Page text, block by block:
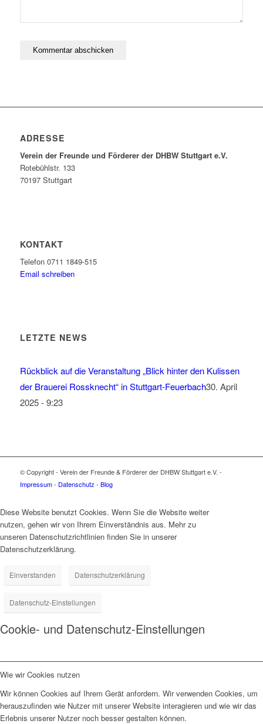
ADRESSE
Verein der Freunde und Förderer der DHBW Stuttgart e.V.
Rotebühlstr. 133
70197 Stuttgart
KONTAKT
Telefon 0711 1849-515
Email schreiben
LETZTE NEWS
Rückblick auf die Veranstaltung „Blick hinter den Kulissen
der Brauerei Rossknecht“ in Stuttgart-Feuerbach30. April
2025 - 9:23
© Copyright - Verein der Freunde & Förderer der DHBW Stuttgart e.V. -
Impressum- Datenschutz - Blog
Diese Website benutzt Cookies. Wenn Sie die Website weiter
nutzen, gehen wir von Ihrem Einverständnis aus. Mehr zu
unseren Datenschutzrichtlinien finden Sie in unserer
Datenschutzerklärung.
Einverstanden Datenschutzerklärung
Datenschutz-Einstellungen
Cookie- und Datenschutz-Einstellungen
Wie wir Cookies nutzen
Wir können Cookies auf Ihrem Gerät anfordern. Wir verwenden Cookies, um
herauszufinden wie Nutzer mit unserer Website interagieren und wie wir das
Erlebnis unserer Nutzer noch besser gestalten können.